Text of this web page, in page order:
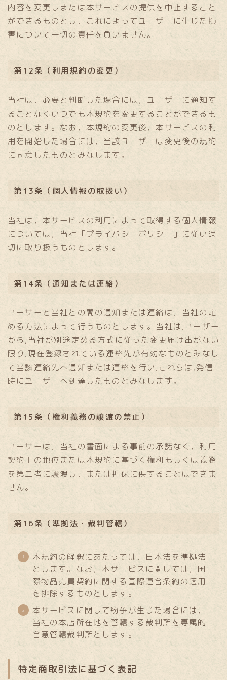
内容を変更しまたは本サービスの提供を中止すること
ができるものとし，これによってユーザーに生じた損
害について一切の責任を負いません。
第12条（利用規約の変更）
当社は，必要と判断した場合には，ユーザーに通知す
ることなくいつでも本規約を変更することができるも
のとします。なお，本規約の変更後，本サービスの利
用を開始した場合には，当該ユーザーは変更後の規約
に同意したものとみなします。
第13条（個人情報の取扱い）
当社は，本サービスの利用によって取得する個人情報
については，当社「プライバシーポリシー」に従い適
切に取り扱うものとします。
第14条（通知または連絡）
ユーザーと当社との間の通知または連絡は，当社の定
める方法によって行うものとします。当社は,ユーザー
から,当社が別途定める方式に従った変更届け出がない
限り,現在登録されている連絡先が有効なものとみなし
て当該連絡先へ通知または連絡を行い,これらは,発信
時にユーザーへ到達したものとみなします。
第15条（権利義務の譲渡の禁止）
ユーザーは，当社の書面による事前の承諾なく，利用
契約上の地位または本規約に基づく権利もしくは義務
を第三者に譲渡し，または担保に供することはできま
せん。
第16条（準拠法・裁判管轄）
本規約の解釈にあたっては，日本法を準拠法
とします。なお，本サービスに関しては，国
際物品売買契約に関する国際連合条約の適用
を排除するものとします。
本サービスに関して紛争が生じた場合には，
当社の本店所在地を管轄する裁判所を専属的
合意管轄裁判所とします。
特定商取引法に基づく表記